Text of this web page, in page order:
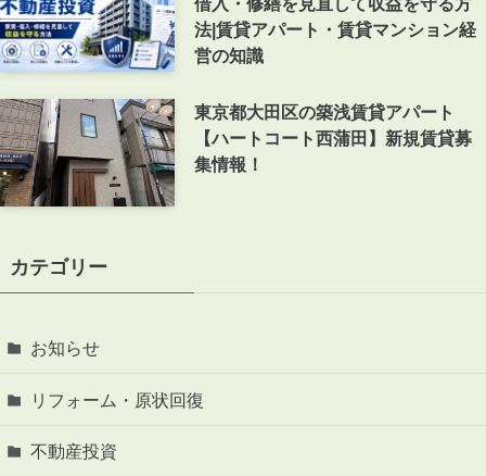
法|賃貸アパート・賃貸マンション経
営の知識
東京都大田区の築浅賃貸アパート
【ハートコート西蒲田】新規賃貸募
集情報！
カテゴリー
お知らせ
リフォーム・原状回復
不動産投資